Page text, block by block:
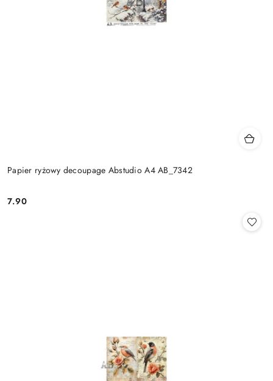
Papier ryżowy decoupage Abstudio A4 AB_7342
Cena:
7.90